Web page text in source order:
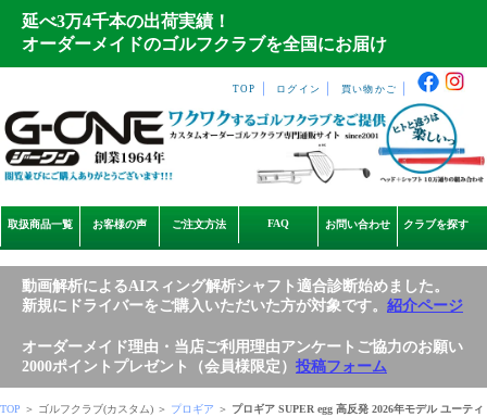
延べ3万4千本の出荷実績！
オーダーメイドのゴルフクラブを全国にお届け
TOP ログイン 買い物かご
取扱商品一覧 お客様の声 ご注文方法 FAQ お問い合わせ クラブを探す
動画解析によるAIスィング解析シャフト適合診断始めました。
新規にドライバーをご購入いただいた方が対象です。 紹介ページ
オーダーメイド理由・当店ご利用理由アンケートご協力のお願い
2000ポイントプレゼント（会員様限定） 投稿フォーム
TOP ＞ ゴルフクラブ(カスタム) ＞ プロギア ＞ プロギア SUPER egg 高反発 2026年モデル ユーティ